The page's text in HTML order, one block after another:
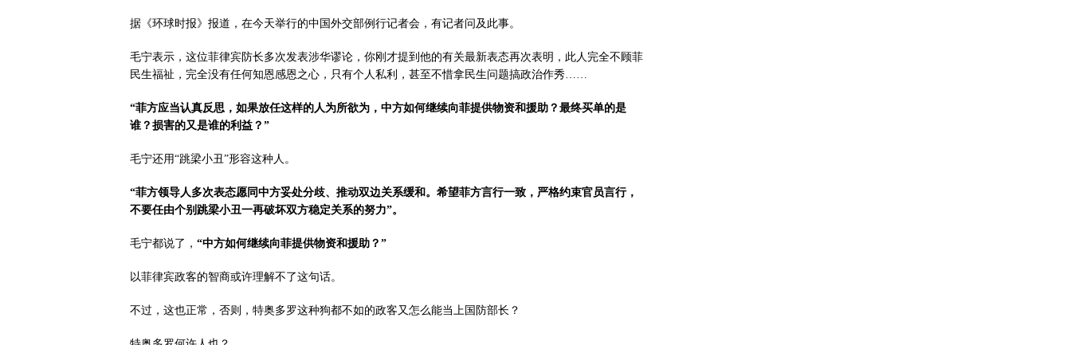
据《环球时报》报道，在今天举行的中国外交部例行记者会，有记者问及此事。
毛宁表示，这位菲律宾防长多次发表涉华谬论，你刚才提到他的有关最新表态再次表明，此人完全不顾菲
民生福祉，完全没有任何知恩感恩之心，只有个人私利，甚至不惜拿民生问题搞政治作秀……
“菲方应当认真反思，如果放任这样的人为所欲为，中方如何继续向菲提供物资和援助？最终买单的是
谁？损害的又是谁的利益？”
毛宁还用“跳梁小丑”形容这种人。
“菲方领导人多次表态愿同中方妥处分歧、推动双边关系缓和。希望菲方言行一致，严格约束官员言行，
不要任由个别跳梁小丑一再破坏双方稳定关系的努力”。
毛宁都说了， “中方如何继续向菲提供物资和援助？”
以菲律宾政客的智商或许理解不了这句话。
不过，这也正常，否则，特奥多罗这种狗都不如的政客又怎么能当上国防部长？